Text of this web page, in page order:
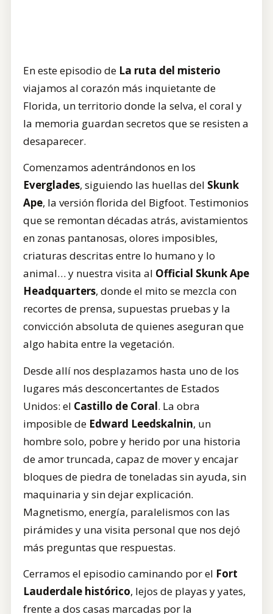
En este episodio de La ruta del misterio
viajamos al corazón más inquietante de
Florida, un territorio donde la selva, el coral y
la memoria guardan secretos que se resisten a
desaparecer.
Comenzamos adentrándonos en los
Everglades, siguiendo las huellas del Skunk
Ape, la versión florida del Bigfoot. Testimonios
que se remontan décadas atrás, avistamientos
en zonas pantanosas, olores imposibles,
criaturas descritas entre lo humano y lo
animal… y nuestra visita al Official Skunk Ape
Headquarters, donde el mito se mezcla con
recortes de prensa, supuestas pruebas y la
convicción absoluta de quienes aseguran que
algo habita entre la vegetación.
Desde allí nos desplazamos hasta uno de los
lugares más desconcertantes de Estados
Unidos: el Castillo de Coral. La obra
imposible de Edward Leedskalnin, un
hombre solo, pobre y herido por una historia
de amor truncada, capaz de mover y encajar
bloques de piedra de toneladas sin ayuda, sin
maquinaria y sin dejar explicación.
Magnetismo, energía, paralelismos con las
pirámides y una visita personal que nos dejó
más preguntas que respuestas.
Cerramos el episodio caminando por el Fort
Lauderdale histórico, lejos de playas y yates,
frente a dos casas marcadas por la